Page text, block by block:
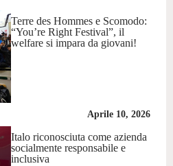
Terre des Hommes e Scomodo:
“You’re Right Festival”, il
welfare si impara da giovani!
Aprile 10, 2026
Italo riconosciuta come azienda
socialmente responsabile e
inclusiva